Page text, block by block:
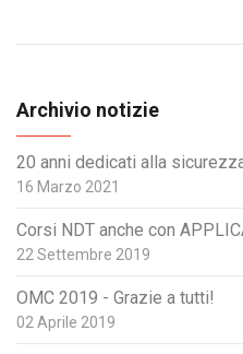
Archivio notizie
20 anni dedicati alla
16 Marzo 2021
Corsi NDT anche con
22 Settembre 2019
OMC 2019 - Grazie a tutti!
02 Aprile 2019